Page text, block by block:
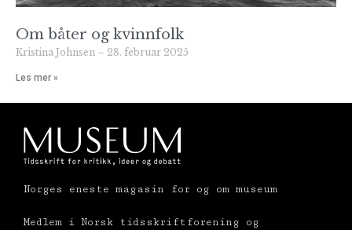
Om båter og kvinnfolk
Kristina Johnsen 28. februar 2025
Les mer »
Norges eneste magasin for og om museum
Medlem i Norsk tidsskriftforening og